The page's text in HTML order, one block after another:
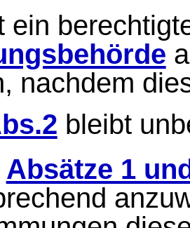
ein
nachdem
bleibt
Absätze 1